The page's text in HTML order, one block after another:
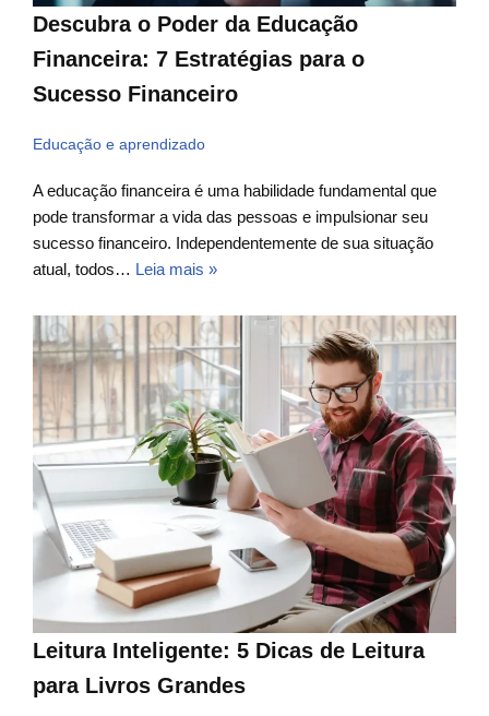
Descubra o Poder da Educação
Financeira: 7 Estratégias para o
Sucesso Financeiro
Educação e aprendizado
A educação financeira é uma habilidade fundamental que
pode transformar a vida das pessoas e impulsionar seu
sucesso financeiro. Independentemente de sua situação
atual, todos… Leia mais »
Leitura Inteligente: 5 Dicas de Leitura
para Livros Grandes